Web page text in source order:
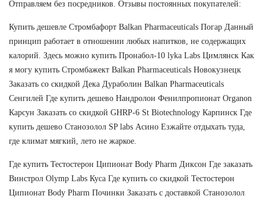
Отправляем без посредников. Отзывы постоянных покупателей:
Купить дешевле Стромбафорт Balkan Pharmaceuticals Погар Данный
принцип работает в отношении любых напитков, не содержащих
калорий. Здесь можно купить Пронабол-10 lyka Labs Цимлянск Как
я могу купить Стромбажект Balkan Pharmaceuticals Новокузнецк
Заказать со скидкой Дека Дураболин Balkan Pharmaceuticals
Сенгилей Где купить дешево Нандролон Фенилпропионат Organon
Карсун Заказать со скидкой GHRP-6 St Biotechnology Карпинск Где
купить дешево Станозолол SP labs Асино Езжайте отдыхать туда,
где климат мягкий, лето не жаркое.
Где купить Тестостерон Ципионат Body Pharm Диксон Где заказать
Винстрол Olymp Labs Куса Где купить со скидкой Тестостерон
Ципионат Body Pharm Починки Заказать с доставкой Станозолол